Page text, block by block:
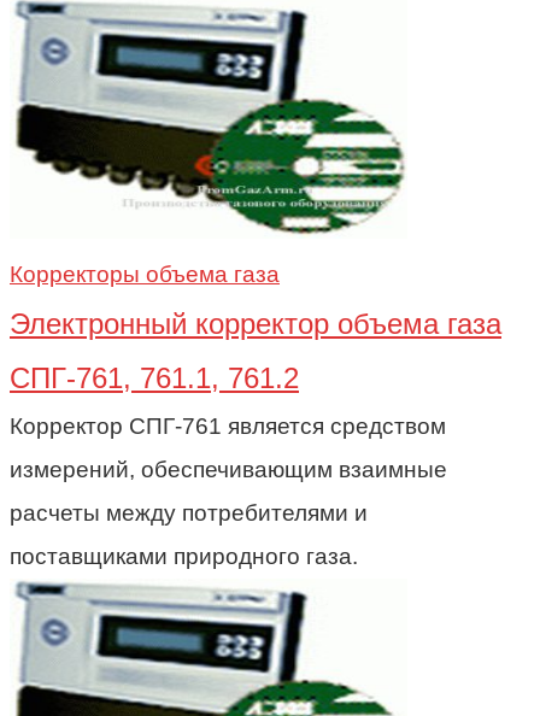
Корректоры объема газа
Электронный корректор объема газа
СПГ-761, 761.1, 761.2
Корректор СПГ-761 является средством
измерений, обеспечивающим взаимные
расчеты между потребителями и
поставщиками природного газа.